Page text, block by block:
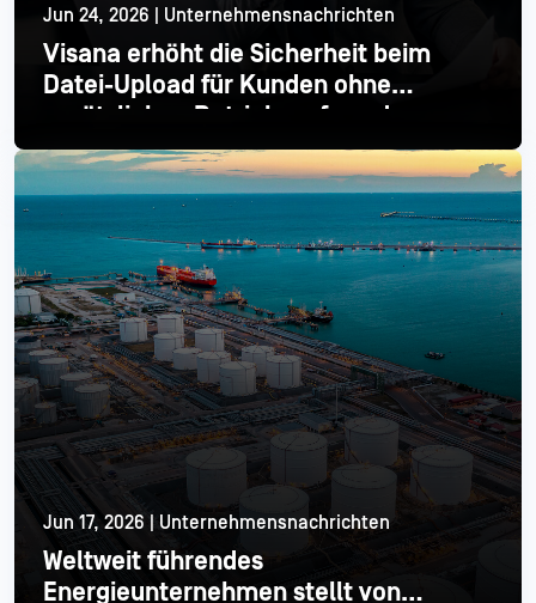
Jun 24, 2026 | Unternehmensnachrichten
Visana erhöht die Sicherheit beim
Datei-Upload für Kunden ohne
zusätzlichen Betriebsaufwand
Mehr lesen
Jun 17, 2026 | Unternehmensnachrichten
Weltweit führendes
Energieunternehmen stellt von